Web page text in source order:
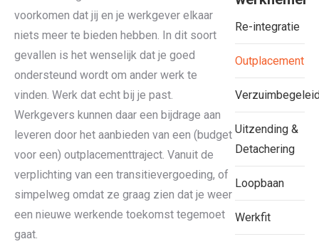
voorkomen dat jij en je werkgever elkaar
niets meer te bieden hebben. In dit soort
gevallen is het wenselijk dat je goed
ondersteund wordt om ander werk te
vinden. Werk dat echt bij je past.
Werkgevers kunnen daar een bijdrage aan
leveren door het aanbieden van een (budget
voor een) outplacementtraject. Vanuit de
verplichting van een transitievergoeding, of
simpelweg omdat ze graag zien dat je weer
een nieuwe werkende toekomst tegemoet
gaat.
Re-integratie
Outplacement
Uitzending &
Detachering
Loopbaan
Werkfit